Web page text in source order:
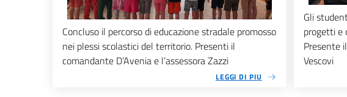
Concluso il percorso di educazione stradale promosso
nei plessi scolastici del territorio. Presenti il
comandante D’Avenia e l’assessora Zazzi
LEGGI DI PIU
Gli
progetti e
Presente
Vescovi